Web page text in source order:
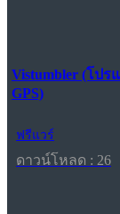
Vistumbler (โป
GPS)
ฟรีแวร์
ดาวน์โหลด : 26